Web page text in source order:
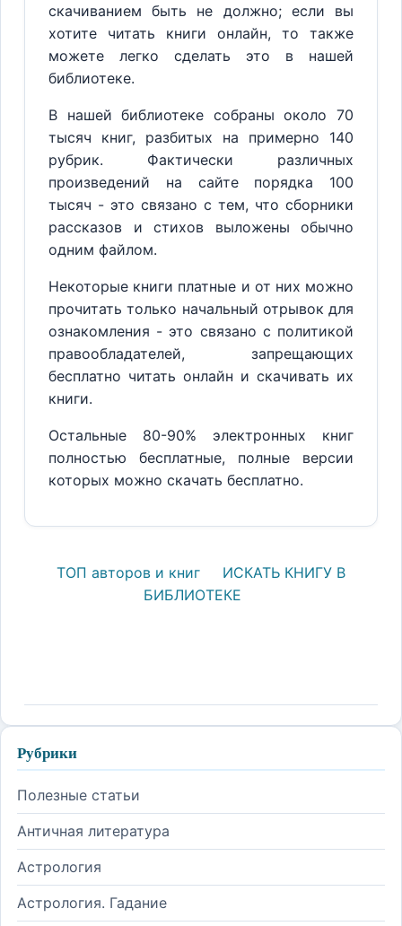
скачиванием быть не должно; если вы
хотите читать книги онлайн, то также
можете легко сделать это в нашей
библиотеке.
В нашей библиотеке собраны около 70
тысяч книг, разбитых на примерно 140
рубрик. Фактически различных
произведений на сайте порядка 100
тысяч - это связано с тем, что сборники
рассказов и стихов выложены обычно
одним файлом.
Некоторые книги платные и от них можно
прочитать только начальный отрывок для
ознакомления - это связано с политикой
правообладателей, запрещающих
бесплатно читать онлайн и скачивать их
книги.
Остальные 80-90% электронных книг
полностью бесплатные, полные версии
которых можно скачать бесплатно.
ТОП авторов и книг
ИСКАТЬ КНИГУ В
БИБЛИОТЕКЕ
Рубрики
Полезные статьи
Античная литература
Астрология
Астрология. Гадание